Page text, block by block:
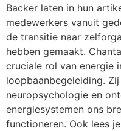
Backer laten in hun
medewerkers vanuit
de transitie naar
hebben gemaakt.
cruciale rol van energie
loopbaanbegeleiding.
neuropsychologie en
energiesystemen ons
functioneren. Ook lees